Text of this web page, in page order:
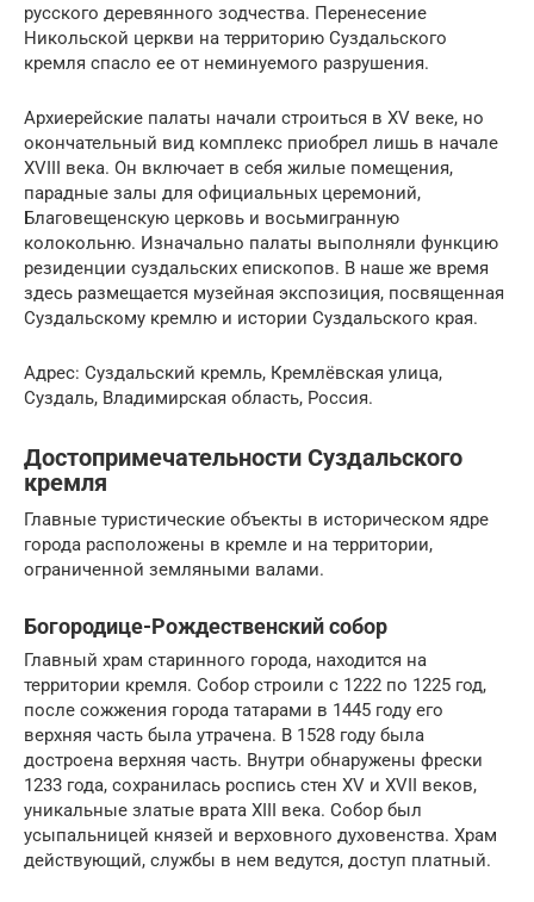
русского деревянного зодчества. Перенесение
Никольской церкви на территорию Суздальского
кремля спасло ее от неминуемого разрушения.
Архиерейские палаты начали строиться в XV веке, но
окончательный вид комплекс приобрел лишь в начале
XVIII века. Он включает в себя жилые помещения,
парадные залы для официальных церемоний,
Благовещенскую церковь и восьмигранную
колокольню. Изначально палаты выполняли функцию
резиденции суздальских епископов. В наше же время
здесь размещается музейная экспозиция, посвященная
Суздальскому кремлю и истории Суздальского края.
Адрес: Суздальский кремль, Кремлёвская улица,
Суздаль, Владимирская область, Россия.
Достопримечательности Суздальского
кремля
Главные туристические объекты в историческом ядре
города расположены в кремле и на территории,
ограниченной земляными валами.
Богородице-Рождественский собор
Главный храм старинного города, находится на
территории кремля. Собор строили с 1222 по 1225 год,
после сожжения города татарами в 1445 году его
верхняя часть была утрачена. В 1528 году была
достроена верхняя часть. Внутри обнаружены фрески
1233 года, сохранилась роспись стен XV и XVII веков,
уникальные златые врата XIII века. Собор был
усыпальницей князей и верховного духовенства. Храм
действующий, службы в нем ведутся, доступ платный.